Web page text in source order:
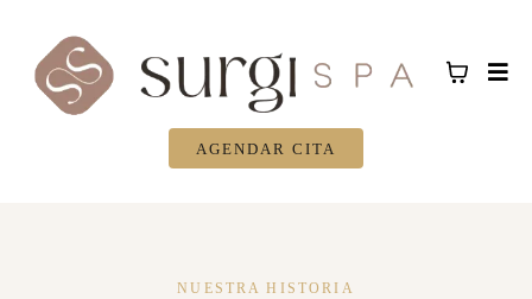
AGENDAR CITA
NUESTRA HISTORIA